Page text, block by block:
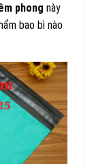
phong này
bao bì nào